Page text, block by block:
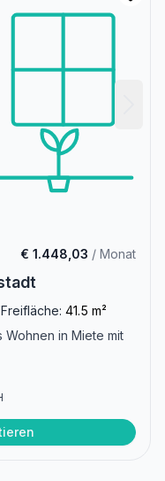
€ 1.448,03 / Monat
Freifläche: 41.5 m²
Wohnen in Miete mit